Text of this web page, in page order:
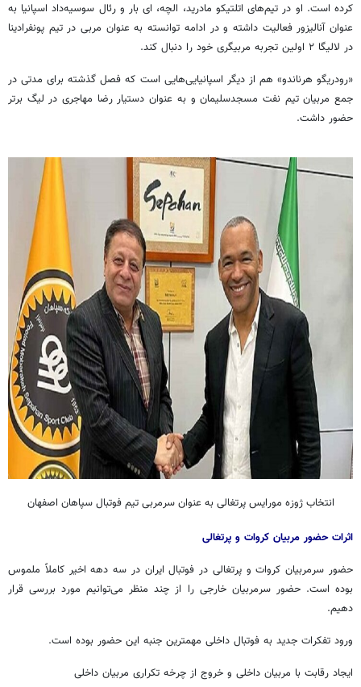
کرده است. او در تیم‌های اتلتیکو مادرید، الچه، ای بار و رئال سوسیه‌داد اسپانیا به
عنوان آنالیزور فعالیت داشته و در ادامه توانسته به عنوان مربی در تیم پونفرادینا
در لالیگا ۲ اولین تجربه مربیگری خود را دنبال کند.
«رودریگو هرناندو» هم از دیگر اسپانیایی‌هایی است که فصل گذشته برای مدتی در
جمع مربیان تیم نفت مسجدسلیمان و به عنوان دستیار رضا مهاجری در لیگ برتر
حضور داشت.
انتخاب ژوزه مورایس پرتغالی به عنوان سرمربی تیم فوتبال سپاهان اصفهان
اثرات حضور مربیان کروات و پرتغالی
حضور سرمربیان کروات و پرتغالی در فوتبال ایران در سه دهه اخیر کاملاً ملموس
بوده است. حضور سرمربیان خارجی را از چند منظر می‌توانیم مورد بررسی قرار
دهیم.
ورود تفکرات جدید به فوتبال داخلی مهمترین جنبه این حضور بوده است.
ایجاد رقابت با مربیان داخلی و خروج از چرخه تکراری مربیان داخلی